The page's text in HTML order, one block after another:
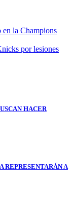
en la Champions
por lesiones
HACER
REPRESENTARÁN A